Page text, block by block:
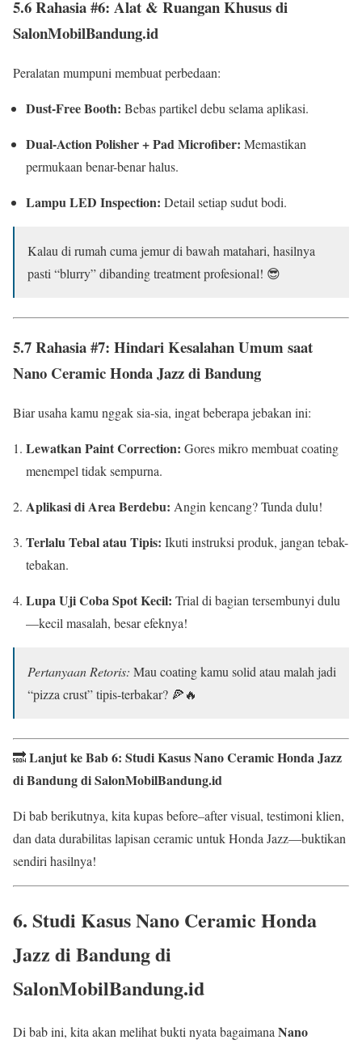
5.6 Rahasia #6: Alat & Ruangan Khusus di
SalonMobilBandung.id
Peralatan mumpuni membuat perbedaan:
Dust-Free Booth: Bebas partikel debu selama aplikasi.
Dual-Action Polisher + Pad Microfiber: Memastikan
permukaan benar-benar halus.
Lampu LED Inspection: Detail setiap sudut bodi.
Kalau di rumah cuma jemur di bawah matahari, hasilnya
pasti “blurry” dibanding treatment profesional! 😎
5.7 Rahasia #7: Hindari Kesalahan Umum saat
Nano Ceramic Honda Jazz di Bandung
Biar usaha kamu nggak sia-sia, ingat beberapa jebakan ini:
Lewatkan Paint Correction: Gores mikro membuat coating
menempel tidak sempurna.
Aplikasi di Area Berdebu: Angin kencang? Tunda dulu!
Terlalu Tebal atau Tipis: Ikuti instruksi produk, jangan tebak-
tebakan.
Lupa Uji Coba Spot Kecil: Trial di bagian tersembunyi dulu
—kecil masalah, besar efeknya!
Pertanyaan Retoris: Mau coating kamu solid atau malah jadi
“pizza crust” tipis-terbakar? 🍕🔥
🔜Lanjut ke Bab 6: Studi Kasus Nano Ceramic Honda Jazz
di Bandung di SalonMobilBandung.id
Di bab berikutnya, kita kupas before–after visual, testimoni klien,
dan data durabilitas lapisan ceramic untuk Honda Jazz—buktikan
sendiri hasilnya!
6. Studi KasusNano Ceramic Honda
Jazz di Bandungdi
SalonMobilBandung.id
Di bab ini, kita akan melihat bukti nyata bagaimanaNano